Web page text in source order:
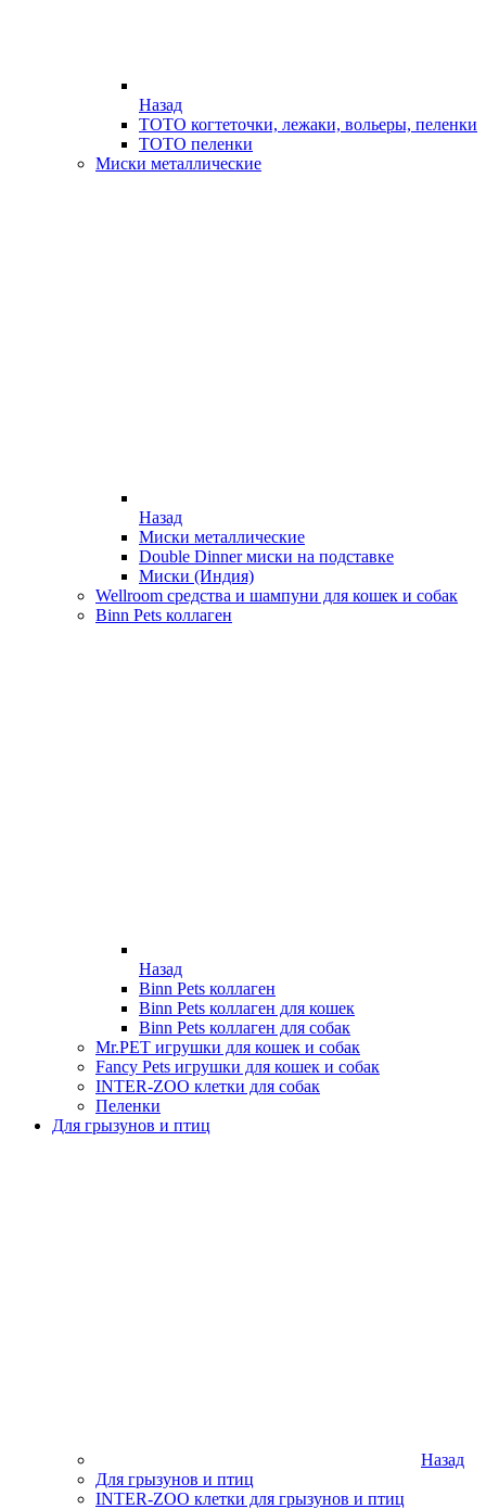
Назад
ТОТО когтеточки, лежаки, вольеры, пеленки
ТОТО пеленки
Миски металлические
Назад
Миски металлические
Double Dinner миски на подставке
Миски (Индия)
Wellroom средства и шампуни для кошек и собак
Binn Pets коллаген
Назад
Binn Pets коллаген
Binn Pets коллаген для кошек
Binn Pets коллаген для собак
Mr.PET игрушки для кошек и собак
Fancy Pets игрушки для кошек и собак
INTER-ZOO клетки для собак
Пеленки
Для грызунов и птиц
Назад
Для грызунов и птиц
INTER-ZOO клетки для грызунов и птиц